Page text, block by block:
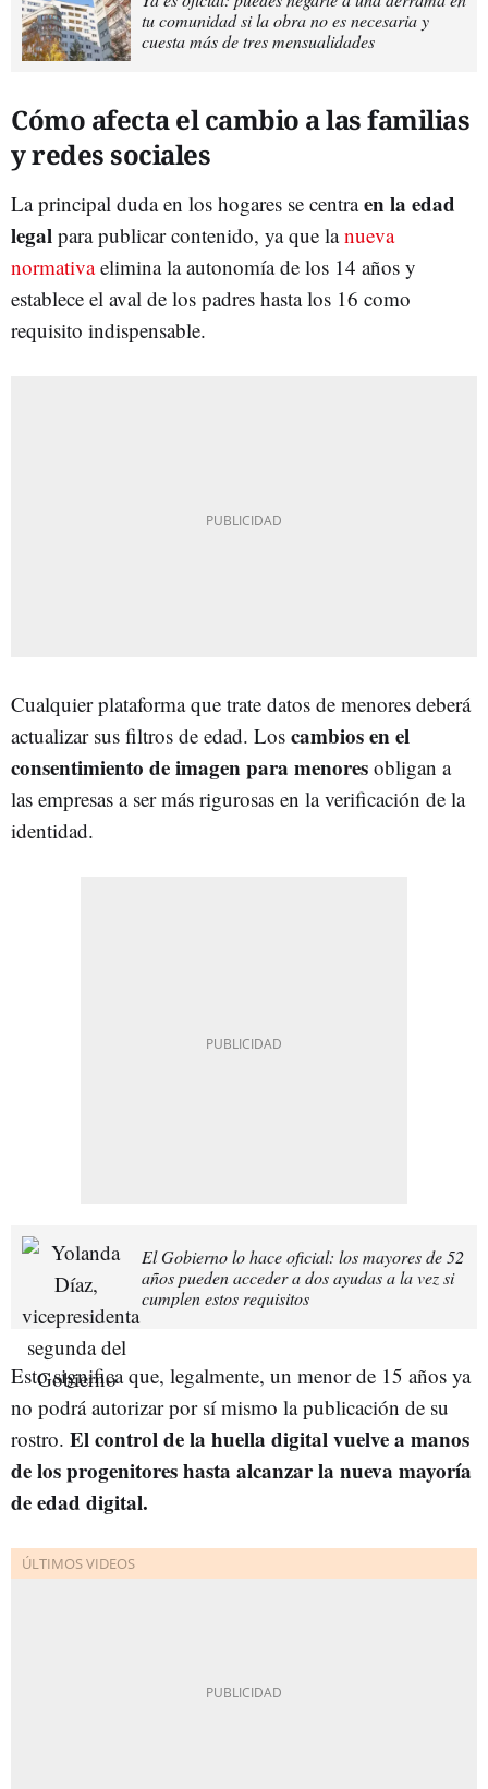
tu comunidad si la obra no es necesaria y
cuesta más de tres mensualidades
Cómo afecta el cambio a las familias
y redes sociales
La principal duda en los hogares se centraen la edad
legal para publicar contenido, ya que lanueva
normativaelimina la autonomía de los 14 años y
establece el aval de los padres hasta los 16 como
requisito indispensable.
Cualquier plataforma que trate datos de menores deberá
actualizar sus filtros de edad. Los cambios en el
consentimiento de imagen para menores obligan a
las empresas a ser más rigurosas en la verificación de la
identidad.
El Gobierno lo hace oficial: los mayores de 52
años pueden acceder a dos ayudas a la vez si
cumplen estos requisitos
Esto significa que, legalmente, un menor de 15 años ya
no podrá autorizar por sí mismo la publicación de su
rostro. El control de la huella digital vuelve a manos
de los progenitores hasta alcanzar la nueva mayoría
de edad digital.